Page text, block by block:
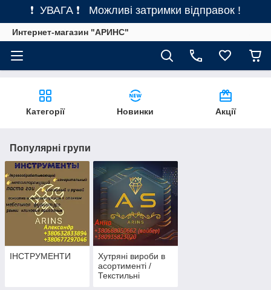
❗ УВАГА ❗ Можливі затримки відправок !
Интернет-магазин "АРИНС"
Категорії Новинки Акції
Популярні групи
ІНСТРУМЕНТИ
Хутряні вироби в
асортименті /
Текстильні